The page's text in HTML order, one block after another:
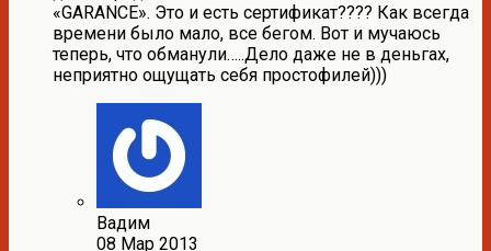
«GARANCE». Это и есть сертификат???? Как всегда
времени было мало, все бегом. Вот и мучаюсь
теперь, что обманули…..Дело даже не в деньгах,
неприятно ощущать себя простофилей)))
Вадим
08 Мар 2013